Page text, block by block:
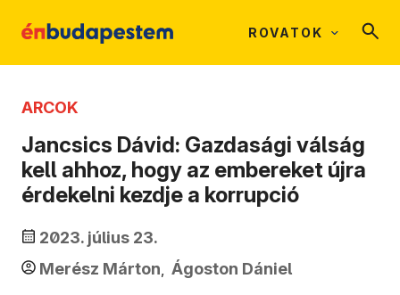
ROVATOK
ARCOK
Jancsics Dávid: Gazdasági válság
kell ahhoz, hogy az embereket újra
érdekelni kezdje a korrupció
2023. július 23.
Merész Márton, Ágoston Dániel